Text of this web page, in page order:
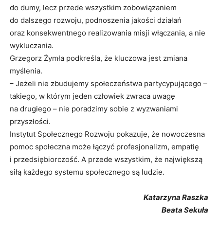
do dumy, lecz przede wszystkim zobowiązaniem
do dalszego rozwoju, podnoszenia jakości działań
oraz konsekwentnego realizowania misji włączania, a nie
wykluczania.
Grzegorz Żymła podkreśla, że kluczowa jest zmiana
myślenia.
– Jeżeli nie zbudujemy społeczeństwa partycypującego –
takiego, w którym jeden człowiek zwraca uwagę
na drugiego – nie poradzimy sobie z wyzwaniami
przyszłości.
Instytut Społecznego Rozwoju pokazuje, że nowoczesna
pomoc społeczna może łączyć profesjonalizm, empatię
i przedsiębiorczość. A przede wszystkim, że największą
siłą każdego systemu społecznego są ludzie.
Katarzyna Raszka
Beata Sekuła